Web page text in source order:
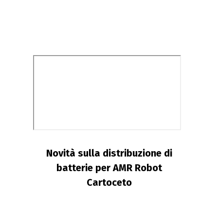
Novità sulla distribuzione di
batterie per AMR Robot
Cartoceto